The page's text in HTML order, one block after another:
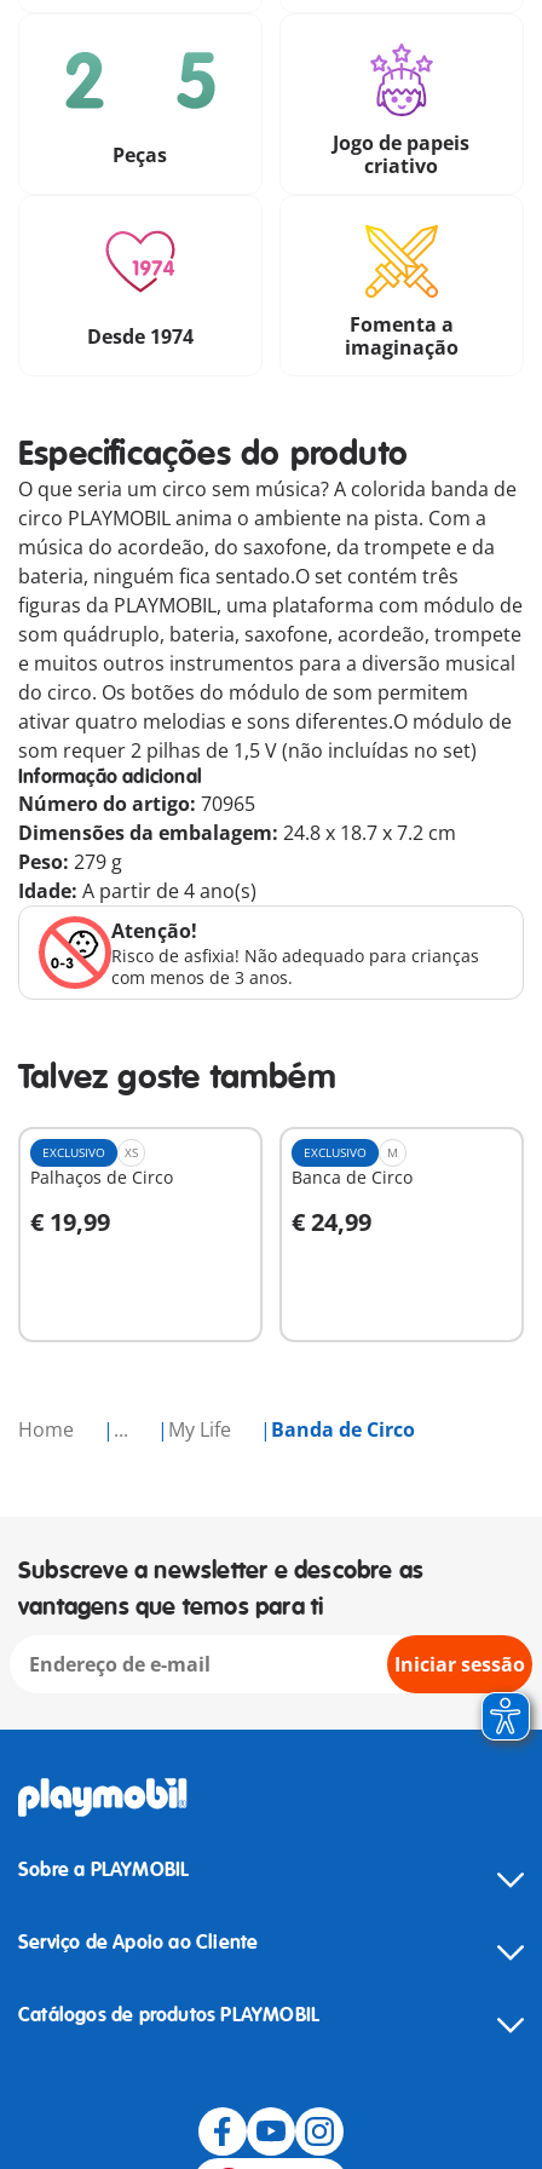
Home ... My Life Banda de Circo
Peças
Jogo de papeis
criativo
Desde 1974
Fomenta a
imaginação
Especificações do produto
O que seria um circo sem música? A colorida banda de
circo PLAYMOBIL anima o ambiente na pista. Com a
música do acordeão, do saxofone, da trompete e da
bateria, ninguém fica sentado.O set contém três
figuras da PLAYMOBIL, uma plataforma com módulo de
som quádruplo, bateria, saxofone, acordeão, trompete
e muitos outros instrumentos para a diversão musical
do circo. Os botões do módulo de som permitem
ativar quatro melodias e sons diferentes.O módulo de
som requer 2 pilhas de 1,5 V (não incluídas no set)
Informação adicional
Número do artigo: 70965
Dimensões da embalagem: 24.8 x 18.7 x 7.2 cm
Peso: 279 g
Idade: A partir de 4 ano(s)
Atenção!
Risco de asfixia! Não adequado para crianças
com menos de 3 anos.
Talvez goste também
EXCLUSIVO XS
Palhaços de Circo
€ 19,99
Ao carrinho
EXCLUSIVO M
Banca de Circo
€ 24,99
Ao carrinho
Subscreve a newsletter e descobre as
vantagens que temos para ti
Iniciar sessão
Sobre a PLAYMOBIL
Serviço de Apoio ao Cliente
Catálogos de produtos PLAYMOBIL